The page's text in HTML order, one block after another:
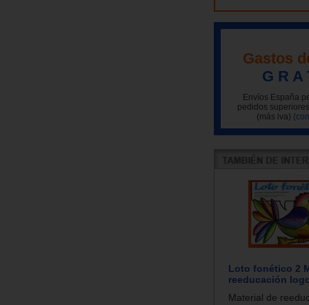
Gastos
G R A
Envíos España
pedidos
(más iva)
Loto fonético 2
reeducación
Material de